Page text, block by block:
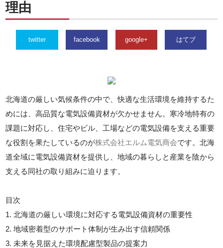
理由
twitter facebook google+ はてブ
北海道の厳しい気候条件の中で、快適な生活環境を維持するた
めには、高品質な電気設備資材が欠かせません。寒冷地特有の
課題に対応し、住宅やビル、工場などの電気設備を支える重要
な役割を果たしているのが株式会社エルム電気商会です。北海
道全域に電気設備資材を提供し、地域の暮らしと産業を陰から
支える同社の取り組みに迫ります。
目次
1. 北海道の厳しい環境に対応する電気設備資材の重要性
2. 地域密着型のサポート体制が生み出す信頼関係
3. 未来を見据えた環境配慮型製品の提案力